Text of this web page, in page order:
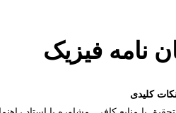
نامه فیزیک
کلیدی